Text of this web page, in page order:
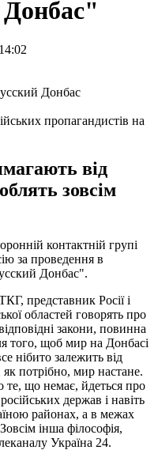
пропагандистів на
від
зовсім
контактній групі
за проведення в
Донбас".
представник Росії і
областей говорять про
закони, повинна
того, щоб мир на Донбасі
нібито залежить від
потрібно, мир настане.
те, що немає, йдеться про
держав і навіть
районах, а в межах
інша філософія,
Україна 24.